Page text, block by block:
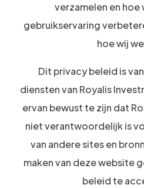
verzamelen en hoe
gebruikservaring
hoe wij
Dit privacy beleid is
diensten van Royalis
ervan bewust te zijn dat
niet verantwoordelijk is
van andere sites en
maken van deze website
beleid te